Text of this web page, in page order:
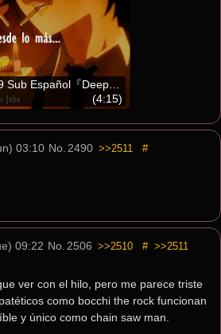
『Deep Down』Aimer
(4:15)
03:10 No. 2490 >>2511 #
09:22 No. 2506 >>2510 # >>2511
ver con el hilo, pero me parece triste
como bocchi the rock funcionan
y único como chain saw man.